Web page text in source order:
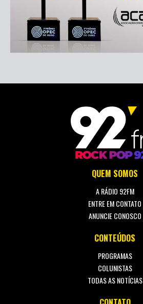
QUEM SOMOS
A RÁDIO 92FM
ENTRE EM CONTATO
ANUNCIE CONOSCO
CONTEÚDOS
PROGRAMAS
COLUNISTAS
TODAS AS NOTÍCIAS